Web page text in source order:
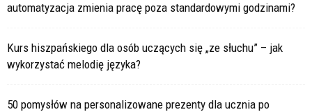
automatyzacja zmienia pracę poza standardowymi godzinami?
Kurs hiszpańskiego dla osób uczących się „ze słuchu” – jak
wykorzystać melodię języka?
50 pomysłów na personalizowane prezenty dla ucznia po